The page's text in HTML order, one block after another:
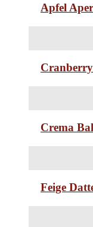
Apfel
Crema
Feige